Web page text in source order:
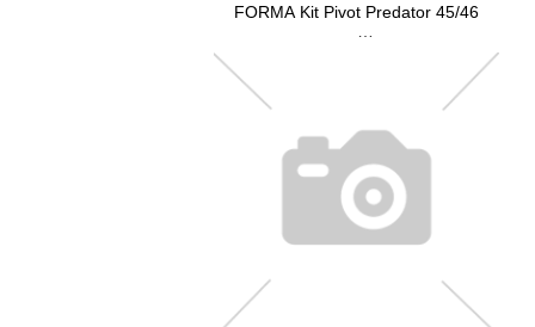
FORMA Kit Pivot Predator 45/46